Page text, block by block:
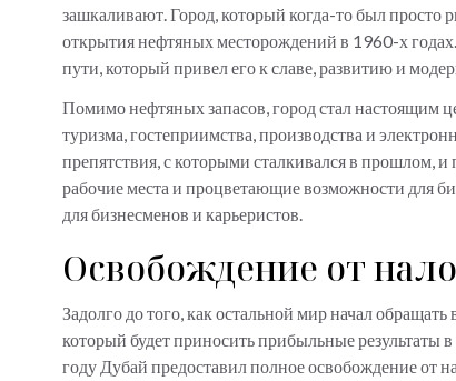
зашкаливают. Город, который когда-то был
открытия нефтяных месторождений в 1960-х
пути, который привел его к славе, развитию и
Помимо нефтяных запасов, город стал настоящим
туризма, гостеприимства, производства и
препятствия, с которыми сталкивался в прошлом,
рабочие места и процветающие возможности для
для бизнесменов и карьеристов.
Освобождение от
Задолго до того, как остальной мир начал
который будет приносить прибыльные результаты
году Дубай предоставил полное освобождение от